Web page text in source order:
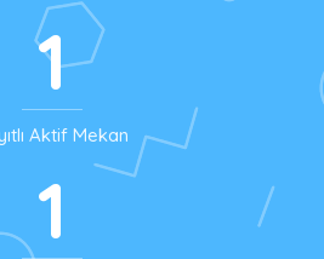
1
Aktif Mekan
1